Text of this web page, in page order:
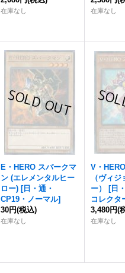
在庫なし 在庫なし
E・HERO スパークマ
ン (エレメンタルヒー
ロー) [日・通・
CP19・ノーマル]
30円(税込)
在庫なし
V・
（ヴィ
ー）
[日
コレクタ
3,480円(
在庫なし